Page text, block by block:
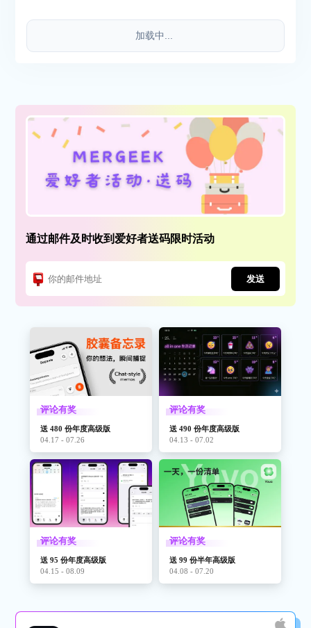
加载中...
通过邮件及时收到爱好者送码限时活动
发送
评论有奖
送 480 份年度高级版
04.17 - 07.26
评论有奖
送 490 份年度高级版
04.13 - 07.02
评论有奖
送 95 份年度高级版
04.15 - 08.09
评论有奖
送 99 份半年高级版
04.08 - 07.20